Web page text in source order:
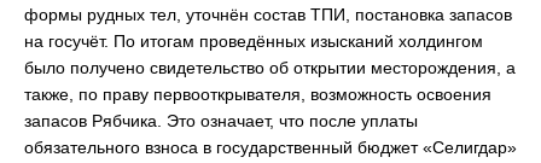
формы рудных тел, уточнён состав ТПИ, постановка запасов
на госучёт. По итогам проведённых изысканий холдингом
было получено свидетельство об открытии месторождения, а
также, по праву первооткрывателя, возможность освоения
запасов Рябчика. Это означает, что после уплаты
обязательного взноса в государственный бюджет «Селигдар»